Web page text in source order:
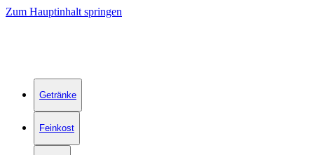
Zum Hauptinhalt springen
Getränke
Feinkost